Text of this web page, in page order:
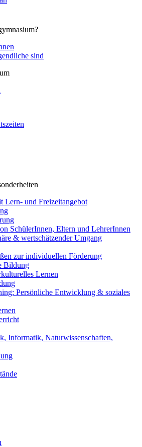
sind
Lern- und Freizeitangebot
SchülerInnen, Eltern und LehrerInnen
& wertschätzender Umgang
zur individuellen Förderung
Bildung
Lernen
Persönliche Entwicklung & soziales
Informatik, Naturwissenschaften,